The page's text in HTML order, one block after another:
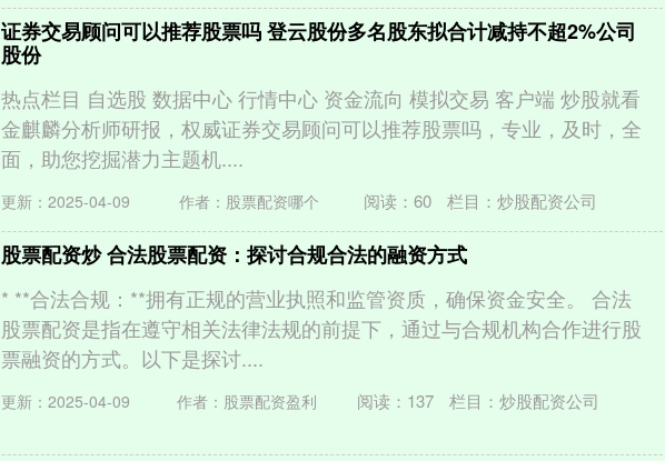
证券交易顾问可以推荐股票吗 登云股份多名股东拟合计减持不超2%公司
股份
热点栏目 自选股 数据中心 行情中心 资金流向 模拟交易 客户端 炒股就看
金麒麟分析师研报，权威证券交易顾问可以推荐股票吗，专业，及时，全
面，助您挖掘潜力主题机....
更新：2025-04-09 作者：股票配资哪个 阅读： 60 栏目： 炒股配资公司
股票配资炒 合法股票配资：探讨合规合法的融资方式
* **合法合规：**拥有正规的营业执照和监管资质，确保资金安全。 合法
股票配资是指在遵守相关法律法规的前提下，通过与合规机构合作进行股
票融资的方式。以下是探讨....
更新：2025-04-09 作者：股票配资盈利 阅读： 137 栏目：炒股配资公司